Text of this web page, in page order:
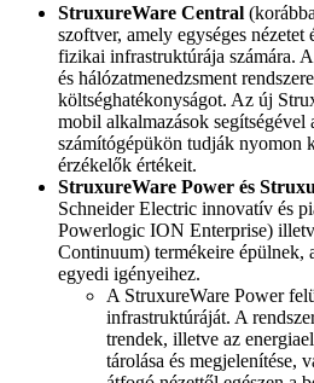
StruxureWare Central
szoftver, amely egységes
fizikai infrastruktúrája számára.
és hálózatmenedzsment
költséghatékonyságot. Az új
mobil alkalmazások
számítógépükön tudják nyomon
érzékelők értékeit.
StruxureWare Power és
Schneider Electric innovatív és
Powerlogic ION Enterprise)
Continuum) termékeire épülnek,
egyedi igényeihez.
A StruxureWare Power
infrastruktúráját. A
trendek, illetve az
tárolása és megjelenítése,